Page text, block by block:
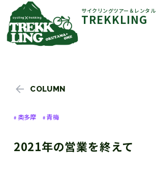
サイクリングツアー＆レンタル
TREKKLING
COLUMN
奥多摩 青梅
2021年の営業を終えて